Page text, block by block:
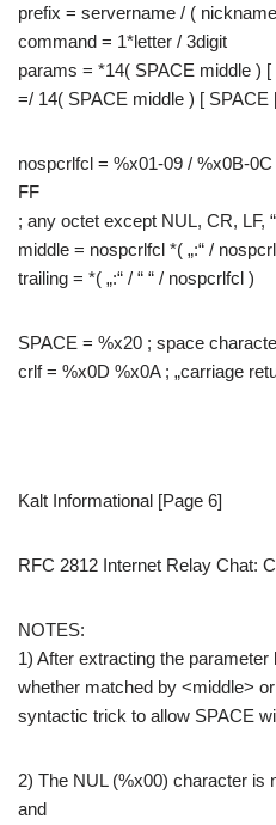
prefix = servername / ( nickname
command = 1*letter / 3digit
params = *14( SPACE middle ) [
=/ 14( SPACE middle ) [ SPACE
nospcrlfcl = %x01-09 / %x0B-
FF
; any octet except NUL, CR, LF, “
middle = nospcrlfcl *( „:“ /
trailing = *( „:“ / “ “ / nospcrlfcl )
SPACE = %x20 ; space
crlf = %x0D %x0A ; „carriage
Kalt Informational [Page 6]
RFC 2812 Internet Relay Chat:
NOTES:
1) After extracting the
whether matched by <middle>
syntactic trick to allow SPACE
2) The NUL (%x00) character is
and